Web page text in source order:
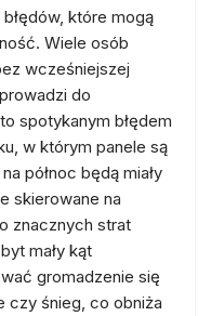
które mogą
Wiele osób
wcześniejszej
do
spotykanym błędem
w którym panele są
północ będą miały
skierowane na
znacznych strat
mały kąt
gromadzenie się
czy śnieg, co obniża